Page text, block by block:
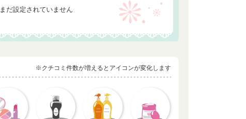
まだ設定されていません
※クチコミ件数が増えるとアイコンが変化します